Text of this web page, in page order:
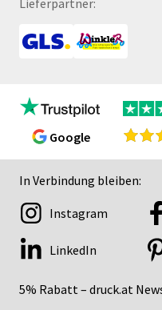
Lieferpartner:
Google
In Verbindung bleiben:
5% Rabatt – druck.at
Instagram
LinkedIn